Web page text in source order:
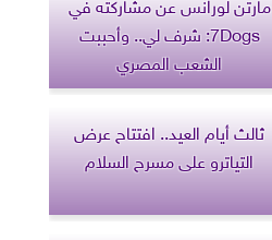
7Dogs: شرف لي.. وأحببت
الشعب المصري
ثالث أيام العيد.. افتتاح عرض
التياترو على مسرح السلام